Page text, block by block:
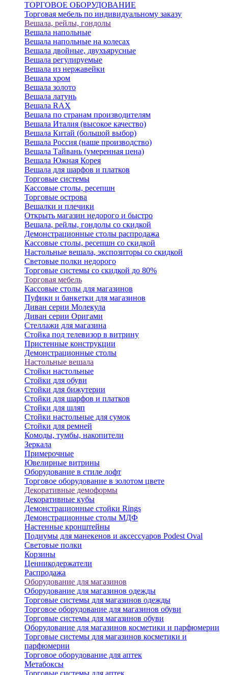
ТОРГОВОЕ ОБОРУДОВАНИЕ
Торговая мебель по индивидуальному заказу
Вешала, рейлы, гондолы
Вешала напольные
Вешала напольные на колесах
Вешала двойные, двухъярусные
Вешала регулируемые
Вешала из нержавейки
Вешала хром
Вешала золото
Вешала латунь
Вешала RAX
Вешала по странам производителям
Вешала Италия (высокое качество)
Вешала Китай (большой выбор)
Вешала Россия (наше производство)
Вешала Тайвань (умеренная цена)
Вешала Южная Корея
Вешала для шарфов и платков
Торговые системы
Кассовые столы, ресепшн
Торговые острова
Вешалки и плечики
Открыть магазин недорого и быстро
Вешала, рейлы, гондолы со скидкой
Демонстрационные столы распродажа
Кассовые столы, ресепшн со скидкой
Настольные вешала, экспозиторы со скидкой
Световые полки недорого
Торговые системы со скидкой до 80%
Торговая мебель
Кассовые столы для магазинов
Пуфики и банкетки для магазинов
Диван серии Молекула
Диван серии Оригами
Стеллажи для магазина
Стойка под телевизор в витрину
Пристенные конструкции
Демонстрационные столы
Настольные вешала
Стойки настольные
Стойки для обуви
Стойки для бижутерии
Стойки для шарфов и платков
Стойки для шляп
Стойки настольные для сумок
Стойки для ремней
Комоды, тумбы, накопители
Зеркала
Примерочные
Ювелирные витрины
Оборудование в стиле лофт
Торговое оборудование в золотом цвете
Декоративные демоформы
Декоративные кубы
Демонстрационные стойки Rings
Демонстрационные столы МДФ
Настенные кронштейны
Подиумы для манекенов и аксессуаров Podest Oval
Световые полки
Корзины
Ценникодержатели
Распродажа
Оборудование для магазинов
Оборудование для магазинов одежды
Торговые системы для магазинов одежды
Торговое оборудование для магазинов обуви
Торговые системы для магазинов обуви
Оборудование для магазинов косметики и парфюмерии
Торговые системы для магазинов косметики и
парфюмерии
Торговое оборудование для аптек
Метабоксы
Торговые системы для аптек